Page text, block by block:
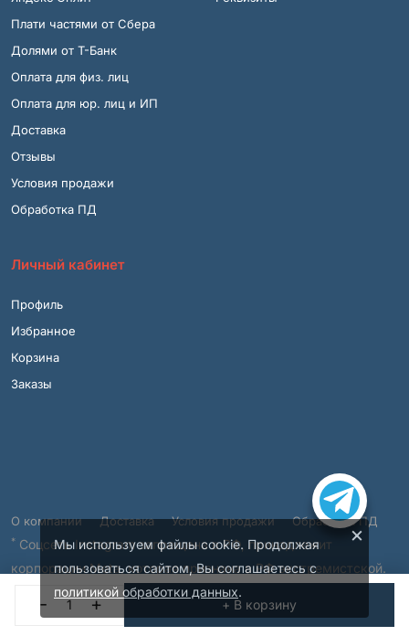
- + + В корзину
Плати частями от Сбера
Долями от Т-Банк
Оплата для физ. лиц
Оплата для юр. лиц и ИП
Доставка
Отзывы
Условия продажи
Обработка ПД
Личный кабинет
Профиль
Избранное
Корзина
Заказы
О компании Доставка Условия продажи Обработка ПД
* Соцсеть Instagram запрещена в РФ, принадлежит
корпорации Meta, которая признана в РФ экстремистской.
© 2001 – 2026, ВСЯМЕБЕЛЬ.SHOP.
Мы используем файлы cookie. Продолжая
пользоваться сайтом, Вы соглашаетесь с
политикой обработки данных.
×